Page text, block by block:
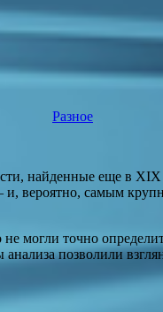
Разное
найденные еще в XIX
вероятно, самым
могли точно
позволили